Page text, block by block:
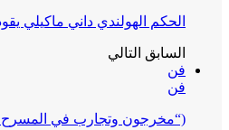
الحكم الهولندي داني ماكيلي
السابق التالي
فن
فن
(“مخرجون وتجارب في المسرح